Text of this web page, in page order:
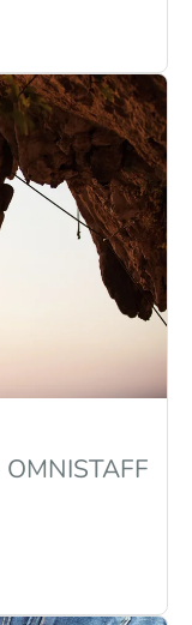
OMNISTAFF